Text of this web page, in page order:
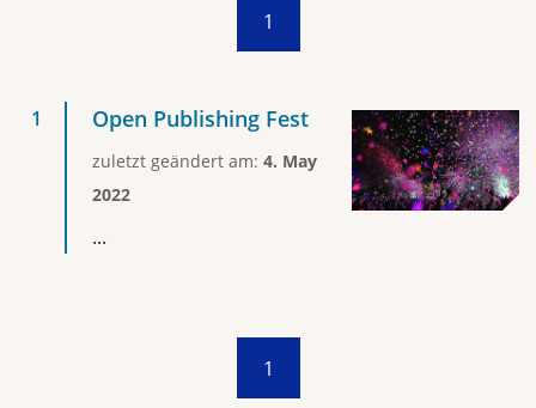
1
Open Publishing Fest
zuletzt geändert am: 4. May
2022
...
1